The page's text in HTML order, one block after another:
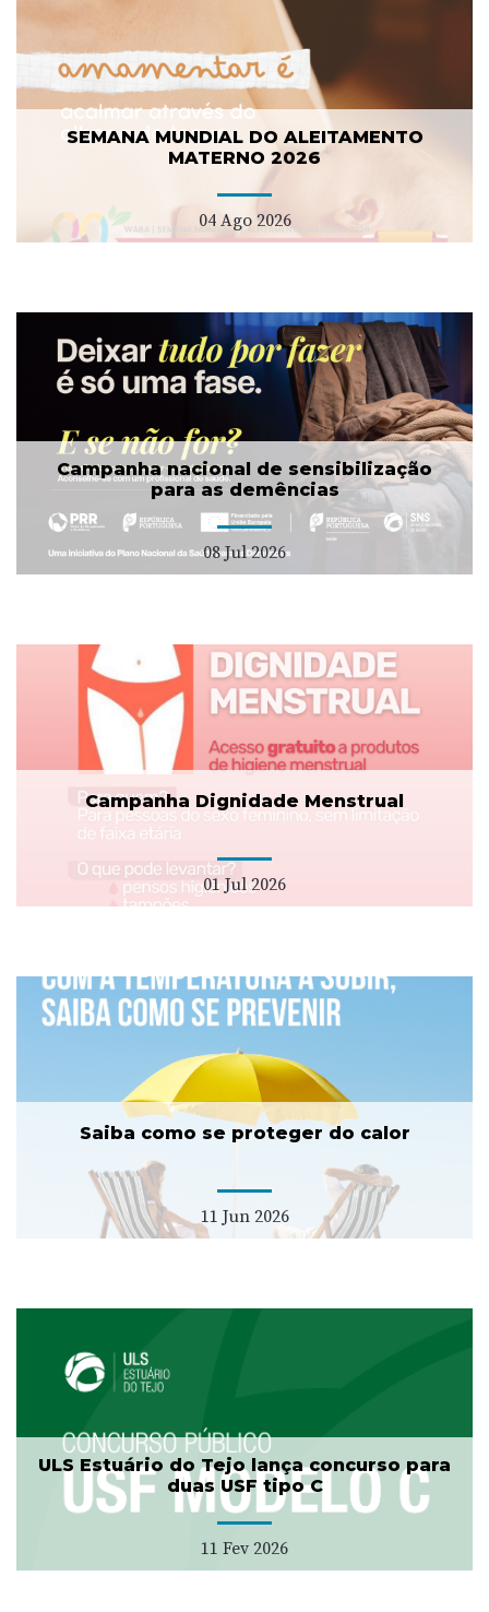
SEMANA MUNDIAL DO ALEITAMENTO
MATERNO 2026
04 Ago 2026
Campanha nacional de sensibilização
para as demências
08 Jul 2026
Campanha Dignidade Menstrual
01 Jul 2026
Saiba como se proteger do calor
11 Jun 2026
ULS Estuário do Tejo lança concurso para
duas USF tipo C
11 Fev 2026